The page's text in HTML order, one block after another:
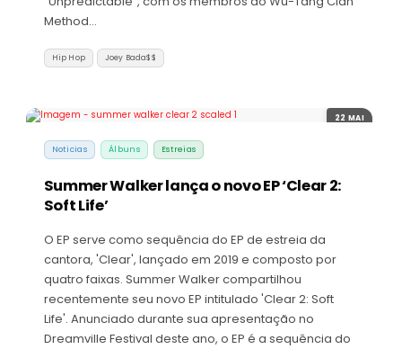
Method…
Hip Hop Joey Bada$$
22 MAI
Noticias Álbuns Estreias
Summer Walker lança o novo EP ‘Clear 2:
Soft Life’
O EP serve como sequência do EP de estreia da
cantora, 'Clear', lançado em 2019 e composto por
quatro faixas. Summer Walker compartilhou
recentemente seu novo EP intitulado 'Clear 2: Soft
Life'. Anunciado durante sua apresentação no
Dreamville Festival deste ano, o EP é a sequência do